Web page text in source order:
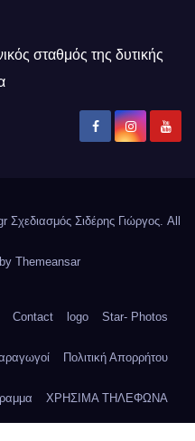
σταθμός της δυτικής
Σιδέρης Γιώργος. All
Themeansar
Contact logo Star- Photos
Πολιτική Απορρήτου
ΧΡΗΣΙΜΑ ΤΗΛΕΦΩΝΑ